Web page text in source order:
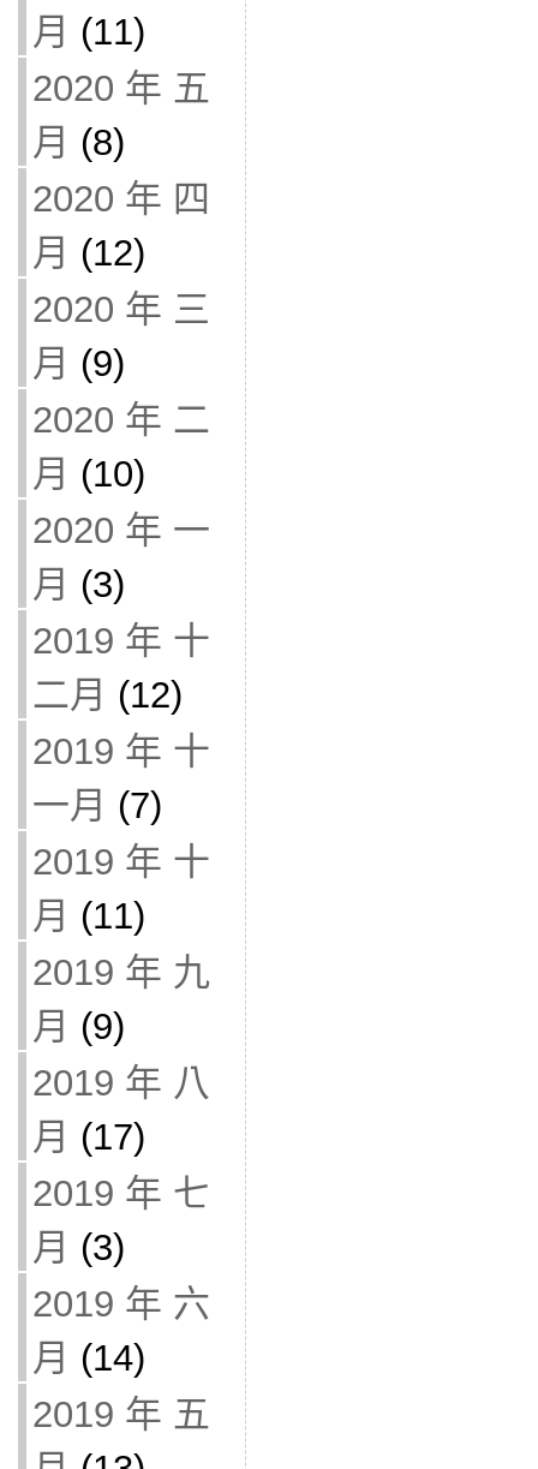
月 (11)
2020 年 五
月 (8)
2020 年 四
月 (12)
2020 年 三
月 (9)
2020 年 二
月 (10)
2020 年 一
月 (3)
2019 年 十
二月 (12)
2019 年 十
一月 (7)
2019 年 十
月 (11)
2019 年 九
月 (9)
2019 年 八
月 (17)
2019 年 七
月 (3)
2019 年 六
月 (14)
2019 年 五